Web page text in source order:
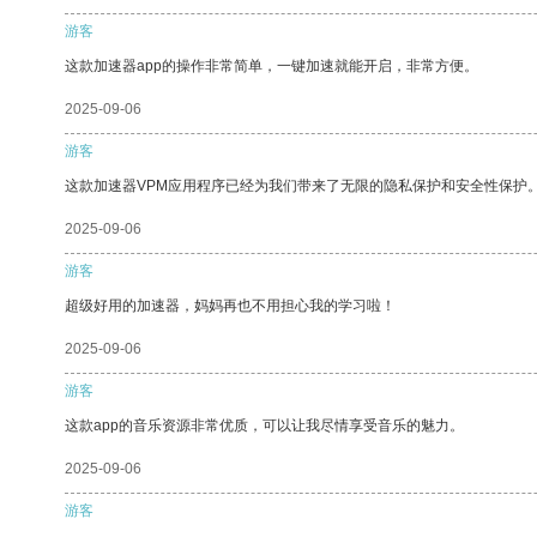
游客
这款加速器app的操作非常简单，一键加速就能开启，非常方便。
2025-09-06
游客
这款加速器VPM应用程序已经为我们带来了无限的隐私保护和安全性保护
2025-09-06
游客
超级好用的加速器，妈妈再也不用担心我的学习啦！
2025-09-06
游客
这款app的音乐资源非常优质，可以让我尽情享受音乐的魅力。
2025-09-06
游客